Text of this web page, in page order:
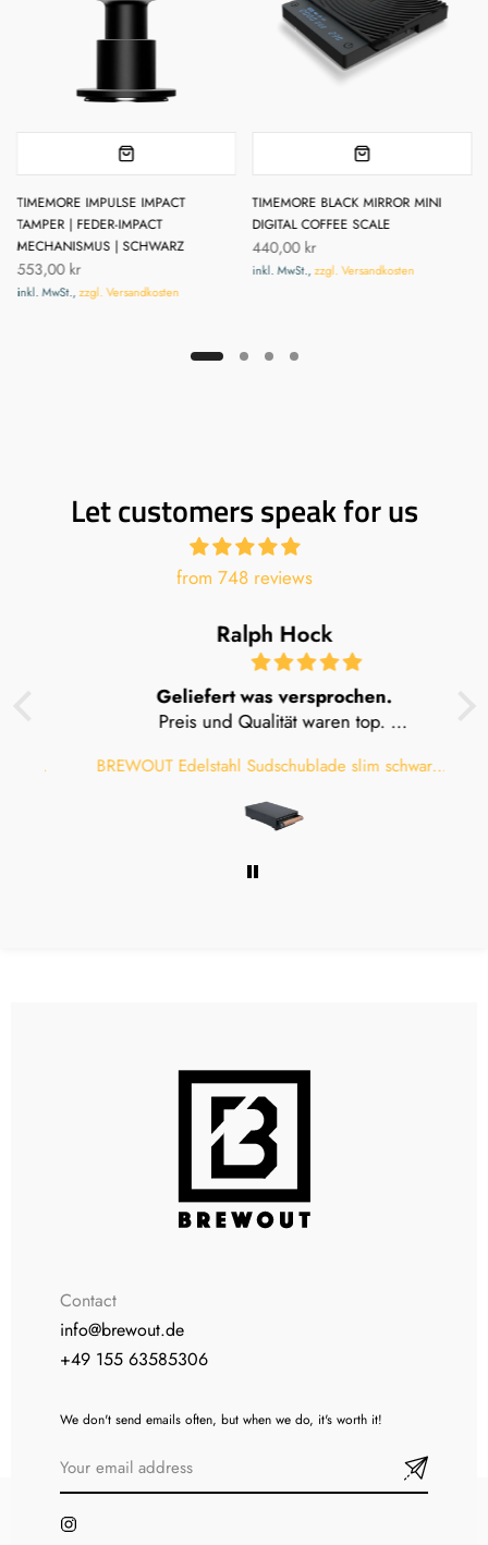
TIMEMORE IMPULSE IMPACT
TAMPER | FEDER-IMPACT
MECHANISMUS | SCHWARZ
553,00 kr
inkl. MwSt.,zzgl. Versandkosten
TIMEMORE BLACK MIRROR MINI
DIGITAL COFFEE SCALE
440,00 kr
inkl. MwSt.,zzgl. Versandkosten
Let customers speak for us
from 748 reviews
Ralph Hock
Geliefert was versprochen.
Preis und Qualität waren top.
Brewout entscheiden.
BREWOUT Edelstahl Sudschublade slim schwarz mit Holzgriff klein
Contact
info@brewout.de
+49 155 63585306
We don't send emails often, but when we do, it's worth it!